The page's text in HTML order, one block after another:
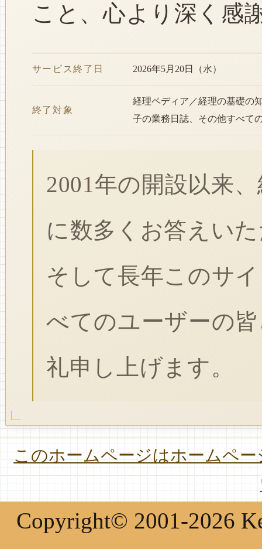
こと、心より深く感
サービス終了日 2026年5月20日（水）
終了対象
経理ペディア／経理の基礎の
子の業務日誌、その他すべて
2001年の開設以来
に数多くお答えい
そして長年このサ
べてのユーザーの
礼申し上げます。
このホームページはホームペ
Copyright© 2001-2026